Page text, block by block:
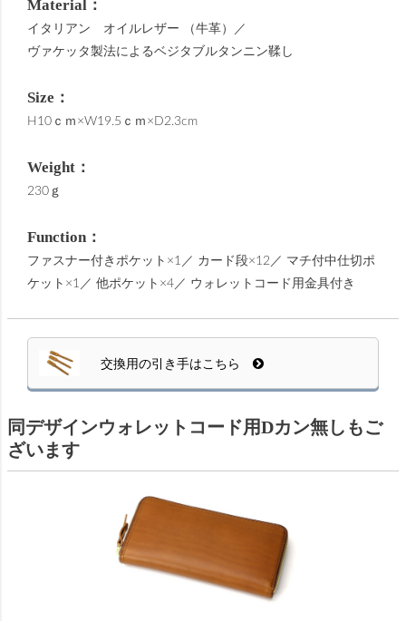
Material：
イタリアン オイルレザー （牛革）／
ヴァケッタ製法によるベジタブルタンニン鞣し
Size：
H10ｃｍ×W19.5ｃｍ×D2.3cm
Weight：
230ｇ
Function：
ファスナー付きポケット×1／ カード段×12／ マチ付中仕切ポ
ケット×1／ 他ポケット×4／ ウォレットコード用金具付き
交換用の引き手はこちら
同デザインウォレットコード用Dカン無しもご
ざいます